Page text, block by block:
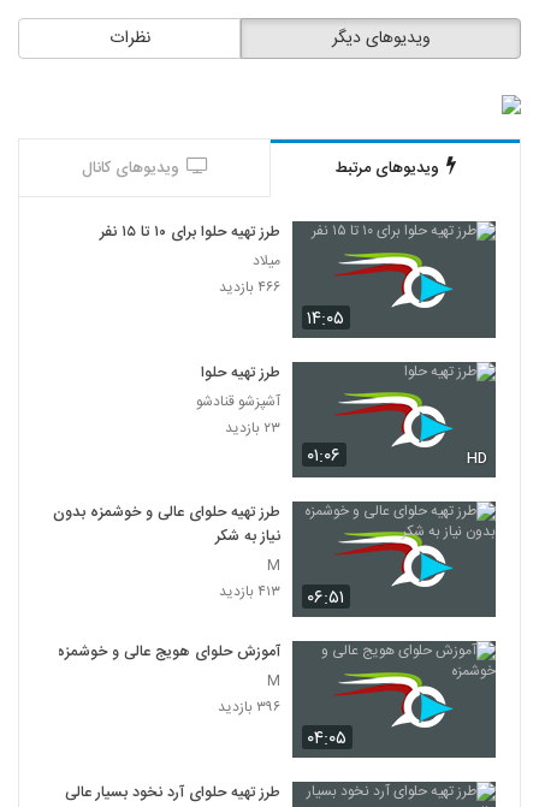
نظرات ویدیوهای دیگر
ویدیوهای مرتبط ویدیوهای کانال
۱۴:۰۵
طرز تهیه حلوا برای ۱۰ تا ۱۵ نفر
میلاد
۴۶۶ بازدید
۰۱:۰۶ HD
طرز تهیه حلوا
آشپزشو قنادشو
۲۳ بازدید
۰۶:۵۱
طرز تهیه حلوای عالی و خوشمزه بدون
نیاز به شکر
M
۴۱۳ بازدید
۰۴:۰۵
آموزش حلوای هویج عالی و خوشمزه
M
۳۹۶ بازدید
طرز تهیه حلوای آرد نخود بسیار عالی